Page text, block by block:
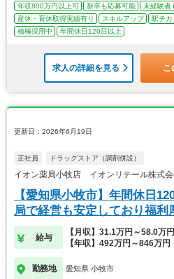
年収800万円以上可 新卒も応募可能 未経験者
産休・育休取得実績有り
スキルアップ 駅チカ
積極採用中
年間休日120日以上
求人の詳細を見る こ
更新日：2026年6月19日
正社員 ドラッグストア（調剤併設）
イオン薬局小牧店 イオンリテール株式会
【愛知県小牧市】年間休日
局で経営も安定しており福利
給与
【月収】31.1万円～58.0万円
【年収】492万円～846万円
勤務地 愛知県 小牧市